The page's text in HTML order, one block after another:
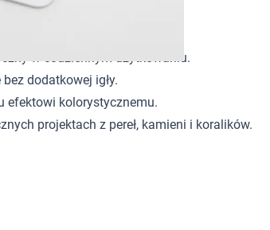
w codziennym użytkowaniu.
bez dodatkowej igły.
efektowi kolorystycznemu.
projektach z pereł, kamieni i koralików.